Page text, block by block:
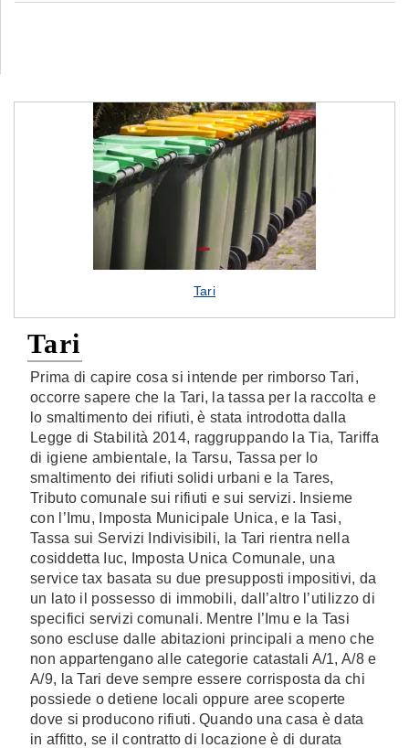
Tari
Tari
Prima di capire cosa si intende per rimborso Tari,
occorre sapere che la Tari, la tassa per la raccolta e
lo smaltimento dei rifiuti, è stata introdotta dalla
Legge di Stabilità 2014, raggruppando la Tia, Tariffa
di igiene ambientale, la Tarsu, Tassa per lo
smaltimento dei rifiuti solidi urbani e la Tares,
Tributo comunale sui rifiuti e sui servizi. Insieme
con l’Imu, Imposta Municipale Unica, e la Tasi,
Tassa sui Servizi Indivisibili, la Tari rientra nella
cosiddetta Iuc, Imposta Unica Comunale, una
service tax basata su due presupposti impositivi, da
un lato il possesso di immobili, dall’altro l’utilizzo di
specifici servizi comunali. Mentre l’Imu e la Tasi
sono escluse dalle abitazioni principali a meno che
non appartengano alle categorie catastali A/1, A/8 e
A/9, la Tari deve sempre essere corrisposta da chi
possiede o detiene locali oppure aree scoperte
dove si producono rifiuti. Quando una casa è data
in affitto, se il contratto di locazione è di durata